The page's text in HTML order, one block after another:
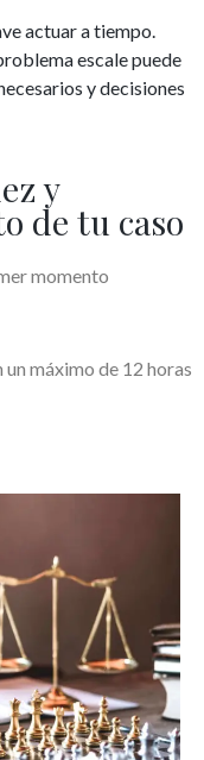
actuar a tiempo.
escale puede
y decisiones
y
de tu caso
momento
máximo de 12 horas